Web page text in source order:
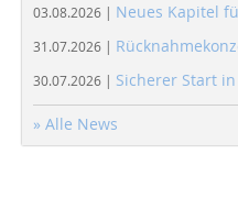
03.08.2026 | Neues Kapitel
31.07.2026 |
30.07.2026 | Sicherer Start
» Alle News